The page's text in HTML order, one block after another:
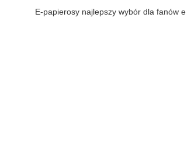
E-papierosy najlepszy wybór dla fanów e